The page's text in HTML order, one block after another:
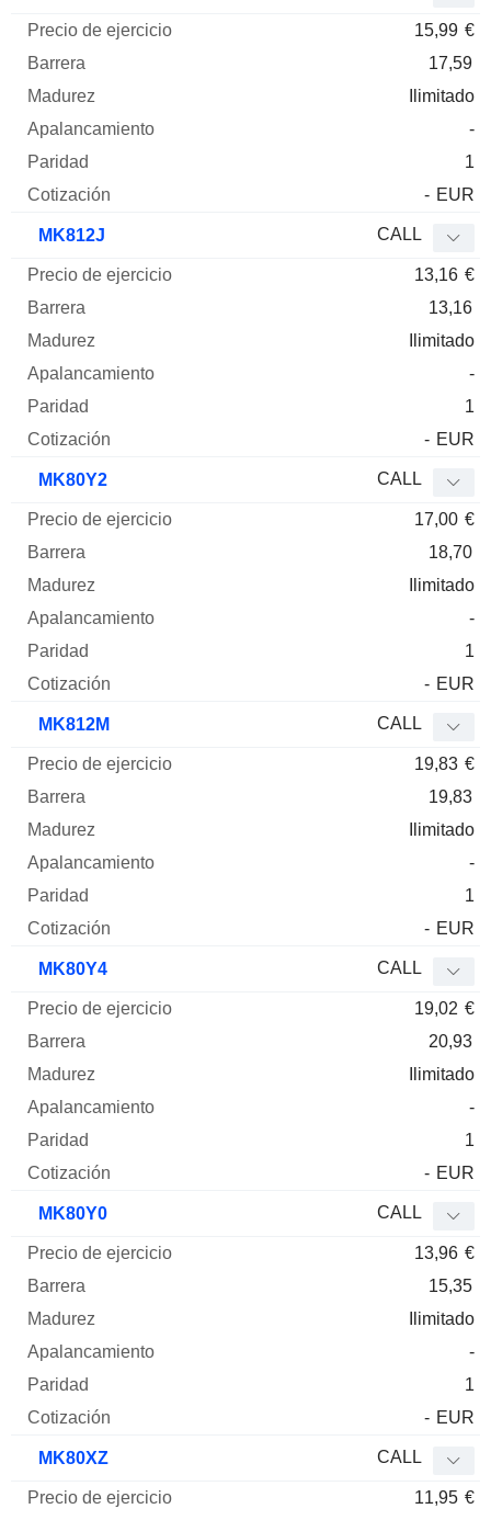
15,99 €
17,59
Ilimitado
-
1
- EUR
MK812J CALL
13,16 €
13,16
Ilimitado
-
1
- EUR
MK80Y2 CALL
17,00 €
18,70
Ilimitado
-
1
- EUR
MK812M CALL
19,83 €
19,83
Ilimitado
-
1
- EUR
MK80Y4 CALL
19,02 €
20,93
Ilimitado
-
1
- EUR
MK80Y0 CALL
13,96 €
15,35
Ilimitado
-
1
- EUR
MK80XZ CALL
11,95 €